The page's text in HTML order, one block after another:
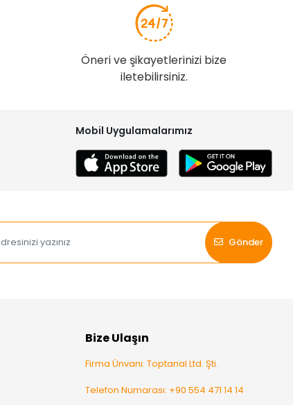
Öneri ve şikayetlerinizi bize
iletebilirsiniz.
Mobil Uygulamalarımız
Gönder
Bize Ulaşın
Firma Ünvanı: Toptanal Ltd. Şti.
Telefon Numarası: +90 554 471 14 14